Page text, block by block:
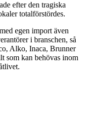
efter den tragiska
totalförstördes.
egen import även
i branschen, så
Alko, Inaca, Brunner
som kan behövas inom